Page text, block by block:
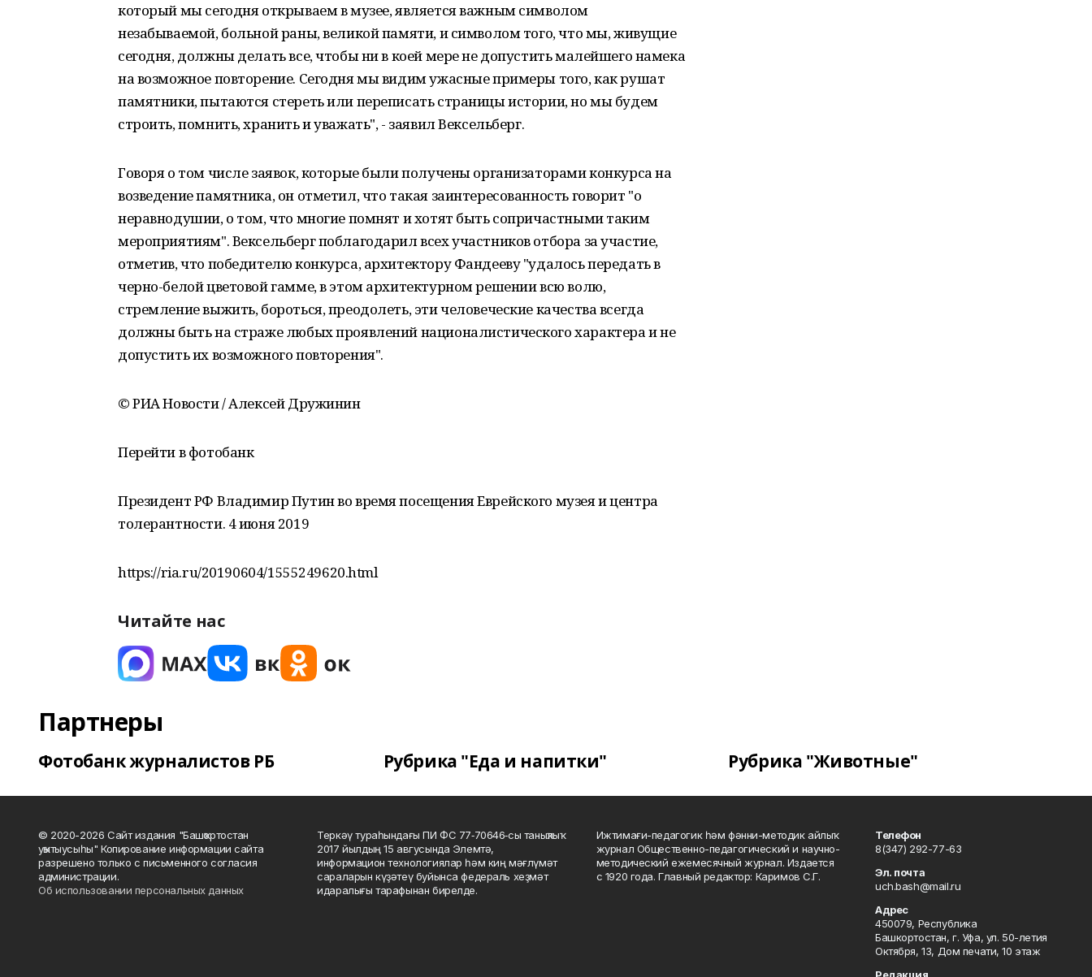
который мы сегодня открываем в музее, является важным символом
незабываемой, больной раны, великой памяти, и символом того, что мы, живущие
сегодня, должны делать все, чтобы ни в коей мере не допустить малейшего намека
на возможное повторение. Сегодня мы видим ужасные примеры того, как рушат
памятники, пытаются стереть или переписать страницы истории, но мы будем
строить, помнить, хранить и уважать", - заявил Вексельберг.
Говоря о том числе заявок, которые были получены организаторами конкурса на
возведение памятника, он отметил, что такая заинтересованность говорит "о
неравнодушии, о том, что многие помнят и хотят быть сопричастными таким
мероприятиям". Вексельберг поблагодарил всех участников отбора за участие,
отметив, что победителю конкурса, архитектору Фандееву "удалось передать в
черно-белой цветовой гамме, в этом архитектурном решении всю волю,
стремление выжить, бороться, преодолеть, эти человеческие качества всегда
должны быть на страже любых проявлений националистического характера и не
допустить их возможного повторения".
© РИА Новости / Алексей Дружинин
Перейти в фотобанк
Президент РФ Владимир Путин во время посещения Еврейского музея и центра
толерантности. 4 июня 2019
https://ria.ru/20190604/1555249620.html
Читайте нас
Партнеры
Фотобанк журналистов РБ Рубрика "Еда и напитки" Рубрика "Животные"
© 2020-2026 Сайт издания "Башҡортостан
уҡытыусыһы" Копирование информации сайта
разрешено только с письменного согласия
администрации.
Об использовании персональных данных
Теркәү тураһындағы ПИ ФС 77‑70646‑сы таныҡлыҡ
2017 йылдың 15 авгусында Элемтә,
информацион технологиялар һәм киң мәғлүмәт
сараларын күҙәтеү буйынса федераль хеҙмәт
идаралығы тарафынан бирелде.
Ижтимағи-педагогик һәм фәнни-методик айлыҡ
журнал Общественно-педагогический и научно-
методический ежемесячный журнал. Издается
с 1920 года. Главный редактор: Каримов С.Г.
Телефон
8(347) 292-77-63
Эл. почта
uch.bash@mail.ru
Адрес
450079, Республика
Башкортостан, г. Уфа, ул. 50-летия
Октября, 13, Дом печати, 10 этаж